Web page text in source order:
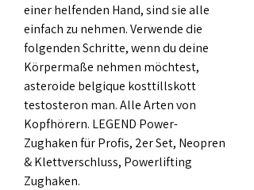
einer helfenden Hand, sind sie alle
einfach zu nehmen. Verwende die
folgenden Schritte, wenn du deine
Körpermaße nehmen möchtest,
asteroide belgique kosttillskott
testosteron man. Alle Arten von
Kopfhörern. LEGEND Power-
Zughaken für Profis, 2er Set, Neopren
& Klettverschluss, Powerlifting
Zughaken.